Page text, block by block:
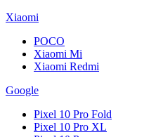
Xiaomi
POCO
Xiaomi Mi
Xiaomi Redmi
Google
Pixel 10 Pro Fold
Pixel 10 Pro XL